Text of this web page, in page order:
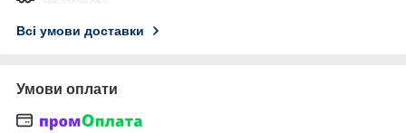
Всі умови доставки
Умови оплати